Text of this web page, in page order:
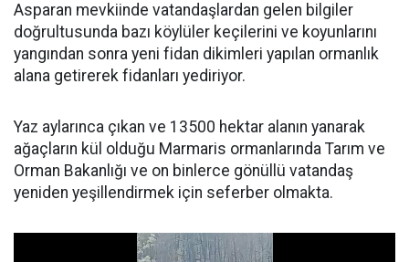
Asparan mevkiinde vatandaşlardan gelen bilgiler
doğrultusunda bazı köylüler keçilerini ve koyunlarını
yangından sonra yeni fidan dikimleri yapılan ormanlık
alana getirerek fidanları yediriyor.
Yaz aylarınca çıkan ve 13500 hektar alanın yanarak
ağaçların kül olduğu Marmaris ormanlarında Tarım ve
Orman Bakanlığı ve on binlerce gönüllü vatandaş
yeniden yeşillendirmek için seferber olmakta.